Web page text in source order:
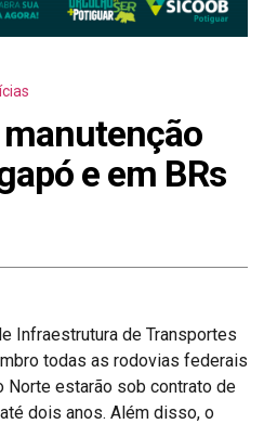
e em BRs
Infraestrutura de Transportes
todas as rodovias federais
Norte estarão sob contrato de
dois anos. Além disso, o